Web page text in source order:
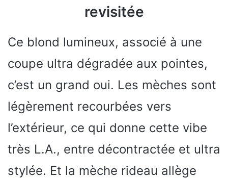
revisitée
Ce blond lumineux, associé à une
coupe ultra dégradée aux pointes,
c’est un grand oui. Les mèches sont
légèrement recourbées vers
l’extérieur, ce qui donne cette vibe
très L.A., entre décontractée et ultra
stylée. Et la mèche rideau allège